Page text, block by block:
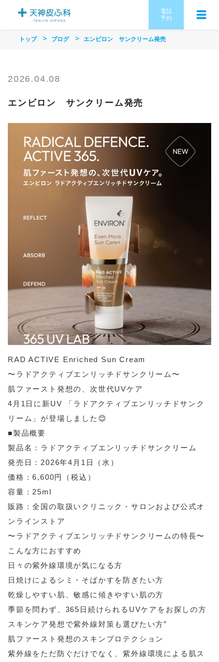
電話
予約
トップ ブログ エンビロン サンクリーム発売
2026.04.08
エンビロン サンクリーム発売
RAD ACTIVE Enriched Sun Cream
〜ラドアクティブエンリッチドサンクリーム〜
肌ファースト発想の、次世代UVケア
4月1日に新UV 「ラドアクティブエンリッチドサンク
リーム」が登場しました😊
■製品概要
製品名：ラドアクティブエンリッチドサンクリーム
発売日：2026年4月1日（水）
価格：6,600円（税込）
容量：25ml
販路：全国の取扱いクリニック・サロンおよび公式オ
ンラインストア
〜ラドアクティブエンリッチドサンクリームの特長〜
こんな方におすすめ
日々の紫外線環境が気になる方
日焼けによるシミ・そばかすを防ぎたい方
乾燥しやすい肌、敏感に傾きやすい肌の方
季節を問わず、365日続けられるUVケアをお探しの方
スキンケア発想で紫外線対策も選びたい方”
肌ファースト発想のスキンプロテクション
紫外線をただ防ぐだけでなく、紫外線環境による肌ス